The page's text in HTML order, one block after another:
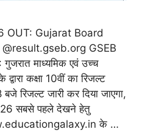
OUT: Gujarat Board
GSEB
माध्यमिक एवं उच्च
द्वारा कक्षा 10वीं का रिजल्ट
रिजल्ट जारी कर दिया जाएगा,
सबसे पहले देखने हेतु
के …